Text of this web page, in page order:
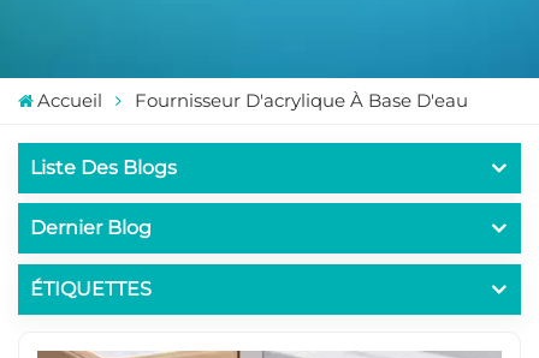
Accueil Fournisseur D'acrylique À Base D'eau
Liste Des Blogs
Dernier Blog
ÉTIQUETTES